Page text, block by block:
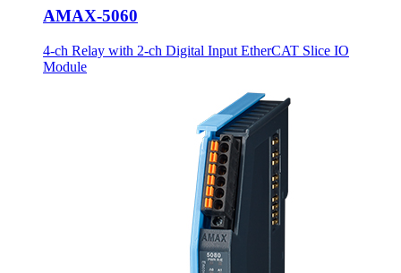
AMAX-5060
4-ch Relay with 2-ch Digital Input EtherCAT Slice IO
Module